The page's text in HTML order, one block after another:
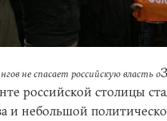
не спасает российскую власть о
российской столицы
и небольшой